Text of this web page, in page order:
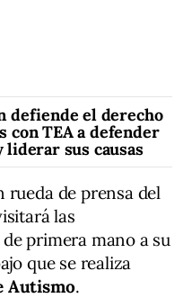
defiende el derecho
con TEA a defender
liderar sus causas
rueda de prensa del
las
primera mano a su
que se realiza
Autismo.